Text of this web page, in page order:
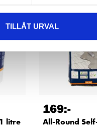
TILLÅT URVAL
litre
169:-
All-Round